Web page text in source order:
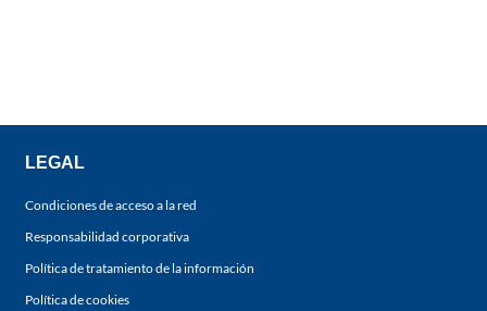
LEGAL
Condiciones de acceso a la red
Responsabilidad corporativa
Política de tratamiento de la información
Política de cookies